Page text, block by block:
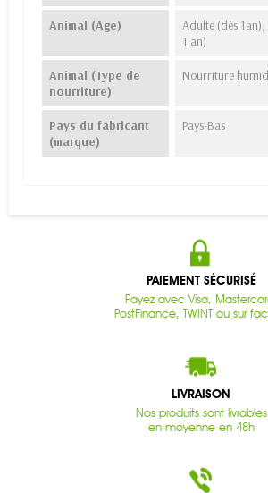
Animal (Age)
Adulte (dès
1 an)
Animal (Type de
nourriture)
Nourriture
Pays du fabricant
(marque)
Pays-Bas
PAIEMENT SÉCURISÉ
Payez avec Visa,
PostFinance, TWINT ou sur
LIVRAISON
Nos produits sont livrables
en moyenne en 48h